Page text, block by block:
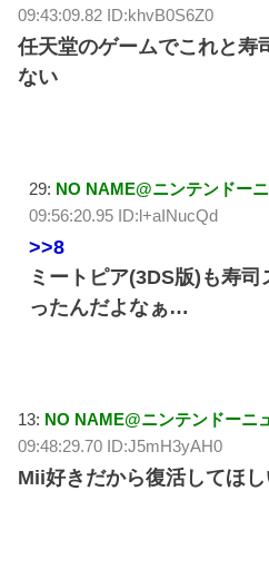
09:43:09.82 ID:khvB0S6Z0
任天堂のゲームでこれと寿
ない
29: NO NAME@ニンテンドー
09:56:20.95 ID:l+aINucQd
>>8
ミートピア(3DS版)も寿
ったんだよなぁ…
13: NO NAME@ニンテンドーニ
09:48:29.70 ID:J5mH3yAH0
Mii好きだから復活してほ